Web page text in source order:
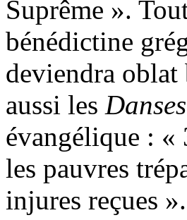
Suprême ».
bénédictine
deviendra oblat
aussi les
évangélique : «
les pauvres
injures reçues ».